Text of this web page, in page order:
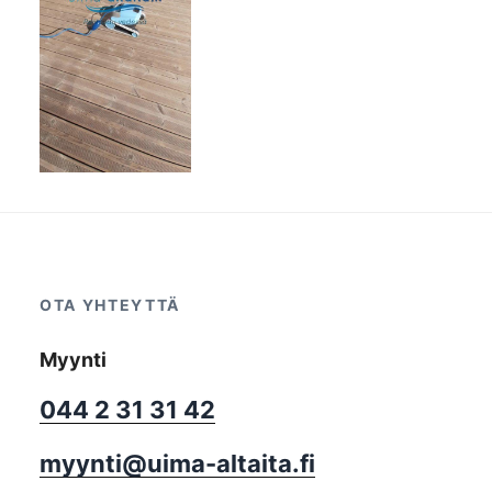
OTA YHTEYTTÄ
Myynti
044 2 31 31 42
myynti@uima-altaita.fi